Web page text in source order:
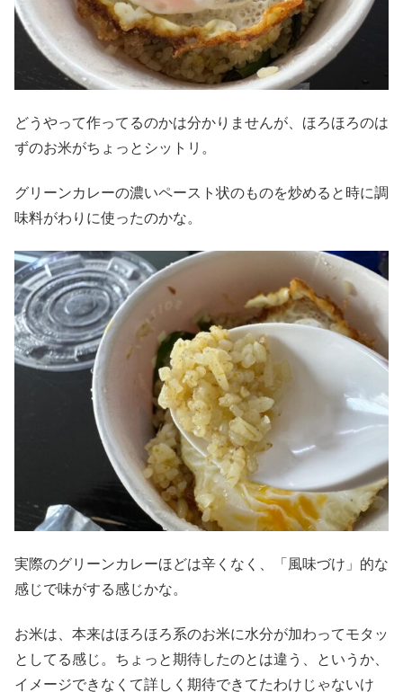
どうやって作ってるのかは分かりませんが、ほろほろのは
ずのお米がちょっとシットリ。
グリーンカレーの濃いペースト状のものを炒めると時に調
味料がわりに使ったのかな。
実際のグリーンカレーほどは辛くなく、「風味づけ」的な
感じで味がする感じかな。
お米は、本来はほろほろ系のお米に水分が加わってモタッ
としてる感じ。ちょっと期待したのとは違う、というか、
イメージできなくて詳しく期待できてたわけじゃないけ